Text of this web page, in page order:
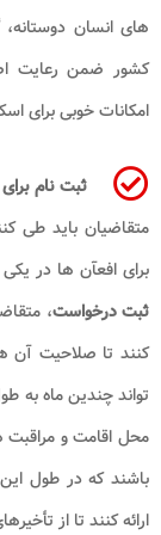
های انسان
کشور ضمن رعایت
امکانات خوبی برای
ثبت نام
متقاضیان باید طی
برای افعآن ها در
ثبت درخواست،
کنند تا صلاحیت آن
تواند چندین ماه به
محل اقامت و مراقبت
باشند که در طول
ارائه کنند تا از